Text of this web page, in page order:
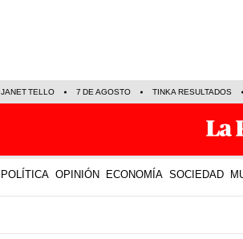
JANET TELLO 7 DE AGOSTO TINKA RESULTADOS
POLÍTICA OPINIÓN ECONOMÍA SOCIEDAD